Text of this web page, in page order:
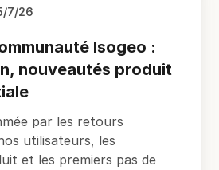
7/26
Isogeo :
nouveautés produit
par les retours
utilisateurs, les
et les premiers pas de